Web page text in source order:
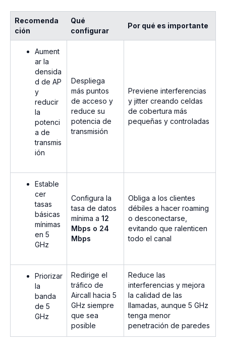
Recomenda
ción
Qué
configurar
Por qué es importante
Aument
ar la
densida
d de AP
y
reducir
la
potenci
a de
transmis
ión
Despliega
más puntos
de acceso y
reduce su
potencia de
transmisión
Previene interferencias
y jitter creando celdas
de cobertura más
pequeñas y controladas
Estable
cer
tasas
básicas
mínimas
en 5
GHz
Configura la
tasa de datos
mínima a 12
Mbps o 24
Mbps
Obliga a los clientes
débiles a hacer roaming
o desconectarse,
evitando que ralenticen
todo el canal
Priorizar
la
banda
de 5
GHz
Redirige el
tráfico de
Aircall hacia 5
GHz siempre
que sea
posible
Reduce las
interferencias y mejora
la calidad de las
llamadas, aunque 5 GHz
tenga menor
penetración de paredes